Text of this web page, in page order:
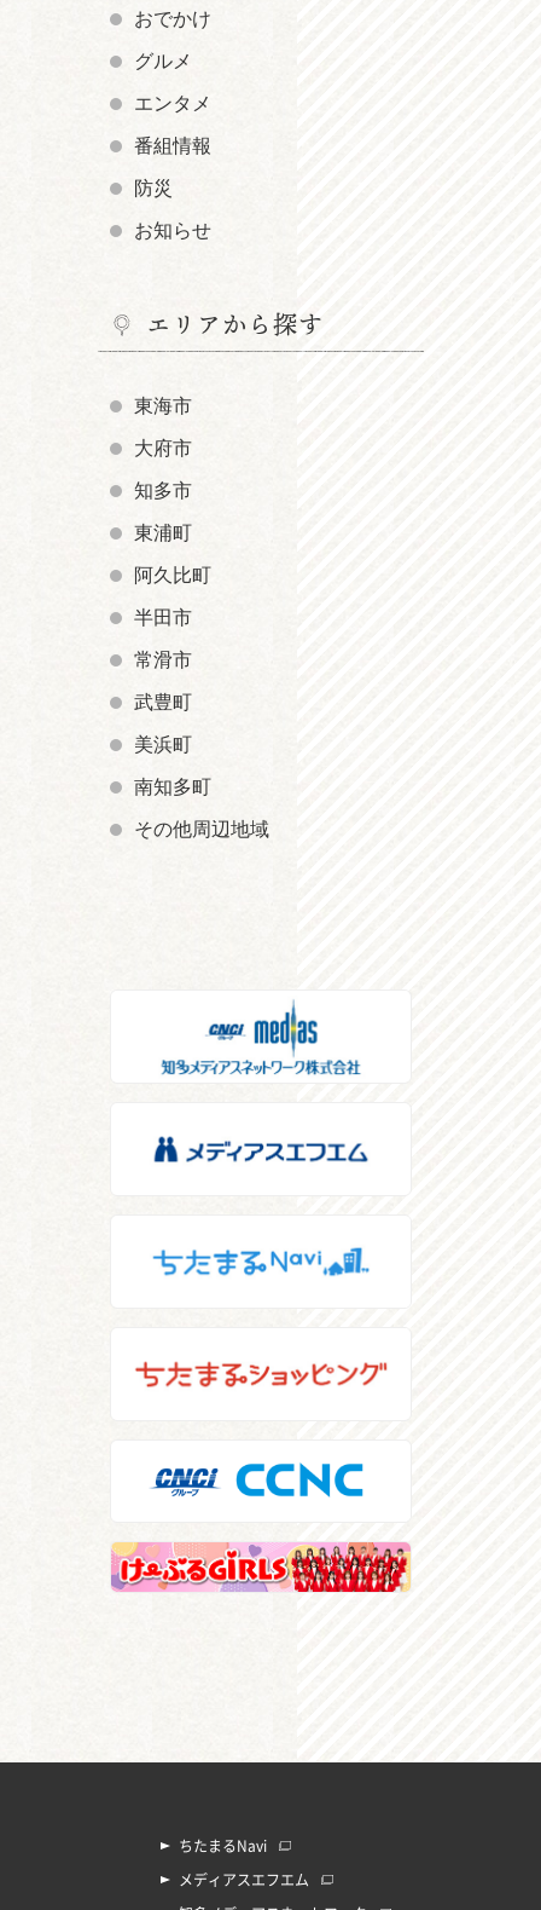
おでかけ
グルメ
エンタメ
番組情報
防災
お知らせ
エリアから探す
東海市
大府市
知多市
東浦町
阿久比町
半田市
常滑市
武豊町
美浜町
南知多町
その他周辺地域
ちたまるNavi
メディアスエフエム